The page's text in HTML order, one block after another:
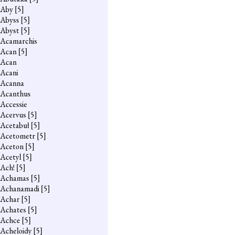
Aby[5]
Abyss [5]
Abyst[5]
Acamarchis
Acan[5]
Acan
Acani
Acanna
Acanthus
Accessie
Acervus [5]
Acetabuł[5]
Acetometr[5]
Aceton[5]
Acetyl[5]
Ach! [5]
Achamas [5]
Achanamadi[5]
Achar[5]
Achates [5]
Achce [5]
Acheloidy[5]